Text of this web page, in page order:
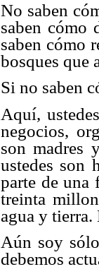
No saben
saben cómo
saben cómo
bosques que
Si no saben
Aquí,
negocios,
son madres
ustedes son
parte de una
treinta
agua y tierra.
Aún soy
debemos